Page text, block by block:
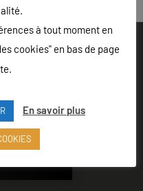
à 18h - Rue Louis Lepître,
LANGRES
à tout moment en
cookies" en bas de page
En savoir plus